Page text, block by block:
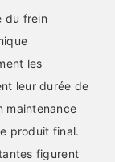
du frein
les
leur durée de
maintenance
produit final.
figurent